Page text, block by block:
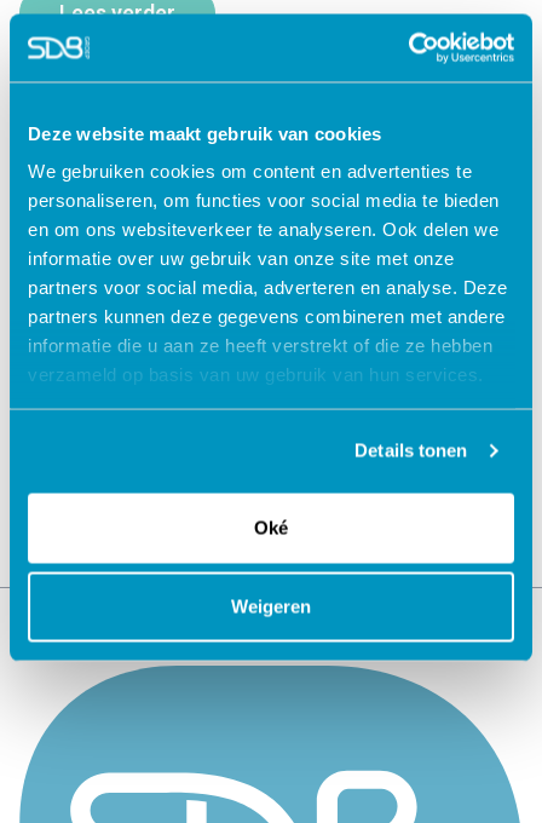
Deze website maakt gebruik van cookies
We gebruiken cookies om content en advertenties te
personaliseren, om functies voor social media te bieden
en om ons websiteverkeer te analyseren. Ook delen we
informatie over uw gebruik van onze site met onze
partners voor social media, adverteren en analyse. Deze
partners kunnen deze gegevens combineren met andere
informatie die u aan ze heeft verstrekt of die ze hebben
verzameld op basis van uw gebruik van hun services.
Details tonen
Oké
Weigeren
Lees verder
Jouw data veilig in de cloud